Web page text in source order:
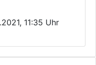
11:35 Uhr